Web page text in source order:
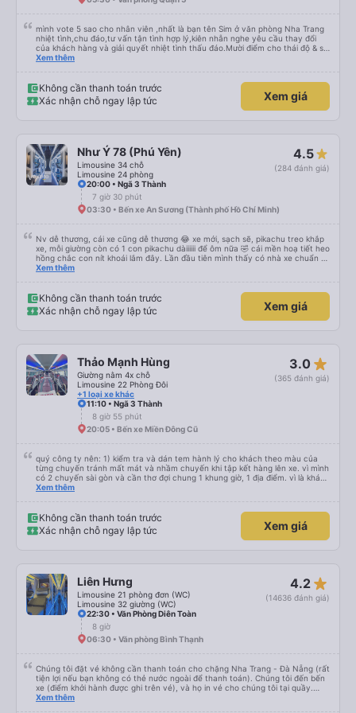
mình vote 5 sao cho nhân viên ,nhất là bạn tên Sim ở văn phòng Nha Trang
nhiệt tình,chu đáo,tư vấn tận tình hợp lý,kiên nhẫn nghe yêu cầu thay đổi
của khách hàng và giải quyết nhiệt tình thấu đáo.Mười điểm cho thái độ & sự
chuyên nghiệp của bạn Sim. Mình ấn tượng với bạn Sim và có hỏi thăm tài xế
chuyện nhẹ nhàng và rất ok,Về thái độ nhân viên &tài xế thì mình chắc chắn
ăn đứt các hãng xe dịch vụ hiện nay. Chất lượng dịch vụ trong xe cũng có
nhỉnh hơn các hãng khác về thái độ bác tài & xe tương đối ok so với hãng
mình cứ phải mang cái mền mỏng để lót nằm. Chúc hãng xe luôn suôn sẻ
,thượng lộ bình an Hẹn gặp lại chuyến 5 giờ sáng mai
Xem thêm
Không cần thanh toán trước
Xác nhận chỗ ngay lập tức
Xem giá
Như Ý 78 (Phú Yên)
Limousine 34 chỗ
Limousine 24 phòng
4.5
(284 đánh giá)
20:00 • Ngã 3 Thành
7 giờ 30 phút
03:30 • Bến xe An Sương (Thành phố Hồ Chí Minh)
Nv dễ thương, cái xe cũng dễ thương 😂 xe mới, sạch sẽ, pikachu treo khắp
xe, mỗi giường còn có 1 con pikachu dàiiiiii để ôm nữa 🤣 cái mền hoạ tiết heo
hồng chắc con nít khoái lắm đây. Lần đầu tiên mình thấy có nhà xe chuẩn bị
cả bàn chải đánh răng. Có 2 ông bà cụ lên xe còn được nv dẫn tới tận nơi để
Xem thêm
Không cần thanh toán trước
Xác nhận chỗ ngay lập tức
Xem giá
Thảo Mạnh Hùng
Giường nằm 4x chỗ
Limousine 22 Phòng Đôi
+1 loại xe khác
3.0 star_rate
(365 đánh giá)
11:10 • Ngã 3 Thành
8 giờ 55 phút
20:05 • Bến xe Miền Đông Cũ
quý công ty nên: 1) kiểm tra và dán tem hành lý cho khách theo màu của
từng chuyến tránh mất mát và nhầm chuyến khi tập kết hàng lên xe. vì mình
có 2 chuyến sài gòn và cần thơ đợi chung 1 khung giờ, 1 địa điểm. vì là khách
thân thiết của quý công ty nên rất hài lòng và tin tưởng. tuy nhiên rất mong
thì chắc chắn quy công ty là nhà xe được yêu thích và lựa chọn số 1 quy
nhơn. rất cảm ơn quý anh chị em cty cũng như chị Thảo đã lắng nghe và
tiếp nhận. " khách hàng thân thiết nhiều năm của nhà xe từ thời sinh viên"
Xem thêm
Không cần thanh toán trước
Xác nhận chỗ ngay lập tức
Xem giá
Liên Hưng
Limousine 21 phòng đơn (WC)
Limousine 32 giường (WC)
4.2 star_rate
(14636 đánh giá)
22:30 • Văn Phòng Diên Toàn
8 giờ
06:30 • Văn phòng Bình Thạnh
Chúng tôi đặt vé không cần thanh toán cho chặng Nha Trang - Đà Nẵng (rất
tiện lợi nếu bạn không có thẻ nước ngoài để thanh toán). Chúng tôi đến bến
xe (điểm khởi hành được ghi trên vé), và họ in vé cho chúng tôi tại quầy.
Chúng tôi cũng quyết định mua vé chiều về trực tiếp tại quầy, vì giá vé trên
Xem thêm